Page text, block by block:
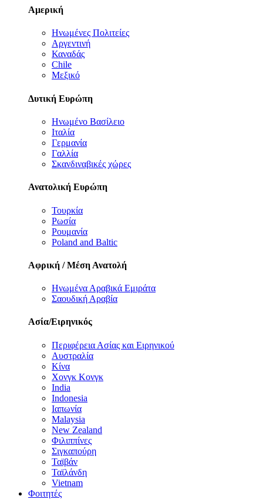
Αμερική
Ηνωμένες Πολιτείες
Αργεντινή
Καναδάς
Chile
Μεξικό
Δυτική Ευρώπη
Ηνωμένο Βασίλειο
Ιταλία
Γερμανία
Γαλλία
Σκανδιναβικές χώρες
Ανατολική Ευρώπη
Τουρκία
Ρωσία
Ρουμανία
Poland and Baltic
Αφρική / Μέση Ανατολή
Ηνωμένα Αραβικά Εμιράτα
Σαουδική Αραβία
Ασία/Ειρηνικός
Περιφέρεια Ασίας και Ειρηνικού
Αυστραλία
Κίνα
Χονγκ Κονγκ
India
Indonesia
Ιαπωνία
Malaysia
New Zealand
Φιλιππίνες
Σιγκαπούρη
Ταϊβάν
Ταϊλάνδη
Vietnam
Φοιτητές